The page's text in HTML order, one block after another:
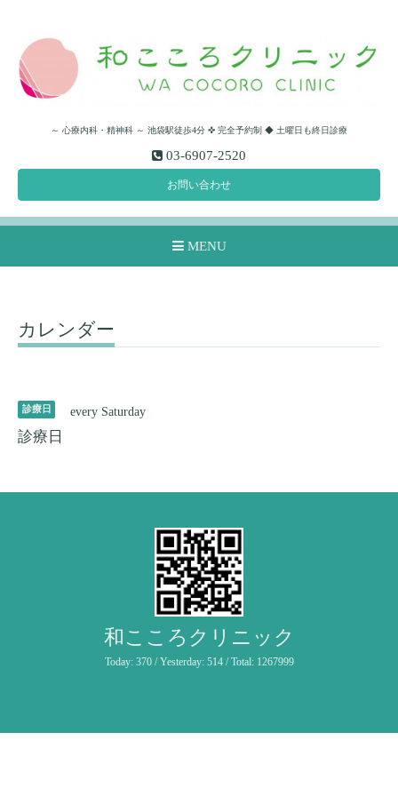
～ 心療内科・精神科 ～ 池袋駅徒歩4分 ✜ 完全予約制 ◆ 土曜日も終日診療
03-6907-2520
お問い合わせ
MENU
カレンダー
診療日 every Saturday
診療日
和こころクリニック
Today: 370/ Yesterday: 514/ Total: 1267999